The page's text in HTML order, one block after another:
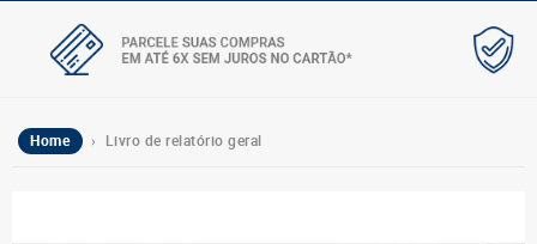
Home › Livro de relatório geral